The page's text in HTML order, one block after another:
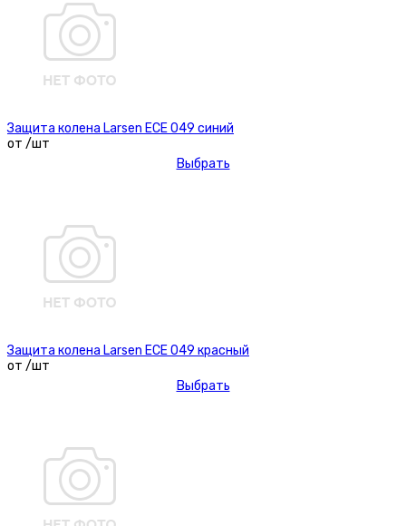
Защита колена Larsen ECE 049 синий
от /шт
Выбрать
Защита колена Larsen ECE 049 красный
от /шт
Выбрать